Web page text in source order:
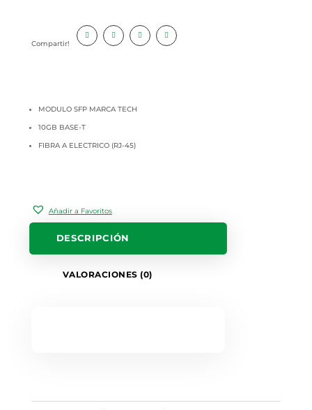
Compartir!
MODULO SFP MARCA TECH
10GB BASE-T
FIBRA A ELECTRICO (RJ-45)
Añadir a Favoritos
DESCRIPCIÓN
VALORACIONES (0)